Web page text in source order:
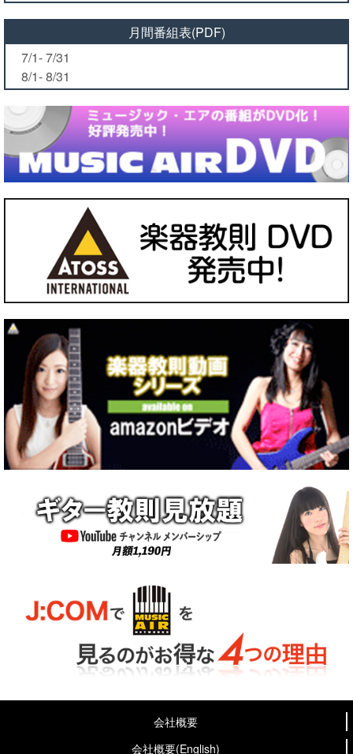
月間番組表(PDF)
7/1- 7/31
8/1- 8/31
会社概要
会社概要(English)